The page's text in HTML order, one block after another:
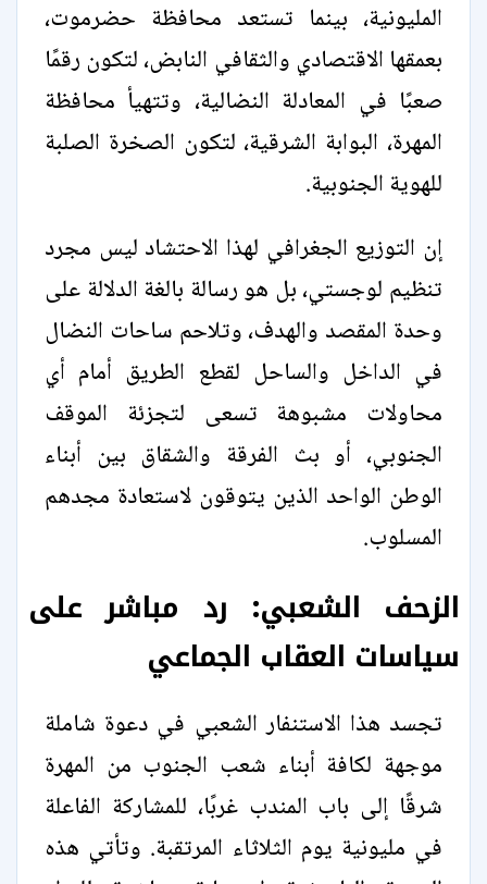
المليونية، بينما تستعد محافظة حضرموت،
بعمقها الاقتصادي والثقافي النابض، لتكون رقمًا
صعبًا في المعادلة النضالية، وتتهيأ محافظة
المهرة، البوابة الشرقية، لتكون الصخرة الصلبة
للهوية الجنوبية.
إن التوزيع الجغرافي لهذا الاحتشاد ليس مجرد
تنظيم لوجستي، بل هو رسالة بالغة الدلالة على
وحدة المقصد والهدف، وتلاحم ساحات النضال
في الداخل والساحل لقطع الطريق أمام أي
محاولات مشبوهة تسعى لتجزئة الموقف
الجنوبي، أو بث الفرقة والشقاق بين أبناء
الوطن الواحد الذين يتوقون لاستعادة مجدهم
المسلوب.
الزحف الشعبي: رد مباشر على
سياسات العقاب الجماعي
تجسد هذا الاستنفار الشعبي في دعوة شاملة
موجهة لكافة أبناء شعب الجنوب من المهرة
شرقًا إلى باب المندب غربًا، للمشاركة الفاعلة
في مليونية يوم الثلاثاء المرتقبة. وتأتي هذه